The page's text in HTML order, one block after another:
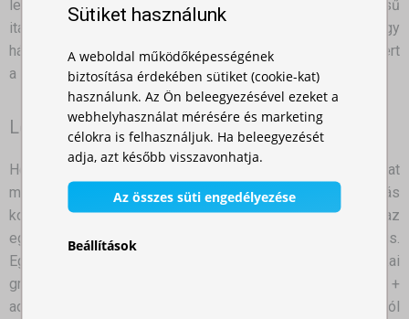
lehetőséget, hogy meglepje a barátait egy házi készítésű
itallal. És ha nem iszik alkoholt, semmi sem jobb, mint egy
házi limonádé, megfelelően lehűtve. Ez mindig jól jöhet, mert
a sört is időről időre le kell cserélni.
Legyen eredeti!
He elméje kreatív és vágyik arra, hogy eredeti dolgokat
megtapasztaljon, a grillparti, a kert és a kreativitás
kombinációja verhetetlen dolgokat szülhet. Díszítse fel az
egész teret. Gondolhat például egy tematikus grillezésre is.
Egy középkori fogadás remek ötlet lehet. Az esti/éjszakai
grillezés is érdekes lehet. Elég egy jó helyre világító fáklya +
adjon hozzá egyéb összetevőket, mint a megfelelő zenét, jól
Sütiket használunk
A weboldal működőképességének
biztosítása érdekében sütiket (cookie-kat)
használunk. Az Ön beleegyezésével ezeket a
webhelyhasználat mérésére és marketing
célokra is felhasználjuk. Ha beleegyezését
adja, azt később visszavonhatja.
Az összes süti engedélyezése
Beállítások